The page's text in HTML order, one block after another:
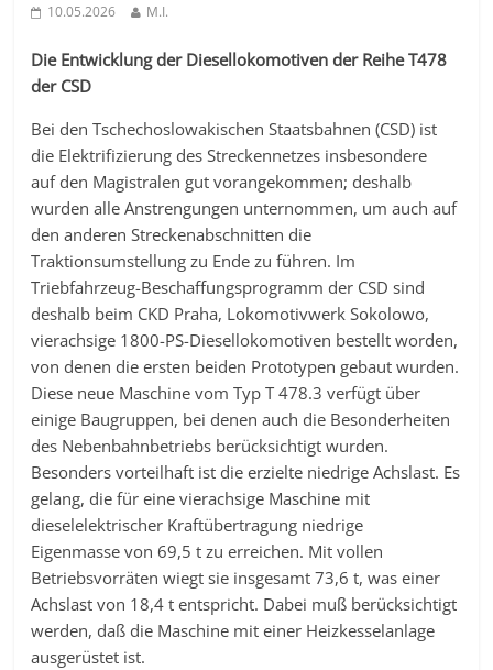
10.05.2026 M.I.
Die Entwicklung der Diesellokomotiven der Reihe T478
der CSD
Bei den Tschechoslowakischen Staatsbahnen (CSD) ist
die Elektrifizierung des Streckennetzes insbesondere
auf den Magistralen gut vorangekommen; deshalb
wurden alle Anstrengungen unternommen, um auch auf
den anderen Streckenabschnitten die
Traktionsumstellung zu Ende zu führen. Im
Triebfahrzeug-Beschaffungsprogramm der CSD sind
deshalb beim CKD Praha, Lokomotivwerk Sokolowo,
vierachsige 1800-PS-Diesellokomotiven bestellt worden,
von denen die ersten beiden Prototypen gebaut wurden.
Diese neue Maschine vom Typ T 478.3 verfügt über
einige Baugruppen, bei denen auch die Besonderheiten
des Nebenbahnbetriebs berücksichtigt wurden.
Besonders vorteilhaft ist die erzielte niedrige Achslast. Es
gelang, die für eine vierachsige Maschine mit
dieselelektrischer Kraftübertragung niedrige
Eigenmasse von 69,5 t zu erreichen. Mit vollen
Betriebsvorräten wiegt sie insgesamt 73,6 t, was einer
Achslast von 18,4 t entspricht. Dabei muß berücksichtigt
werden, daß die Maschine mit einer Heizkesselanlage
ausgerüstet ist.